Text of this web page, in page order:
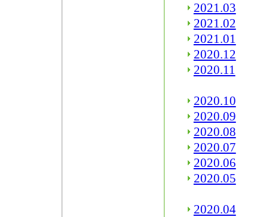
2021.03
2021.02
2021.01
2020.12
2020.11
2020.10
2020.09
2020.08
2020.07
2020.06
2020.05
2020.04